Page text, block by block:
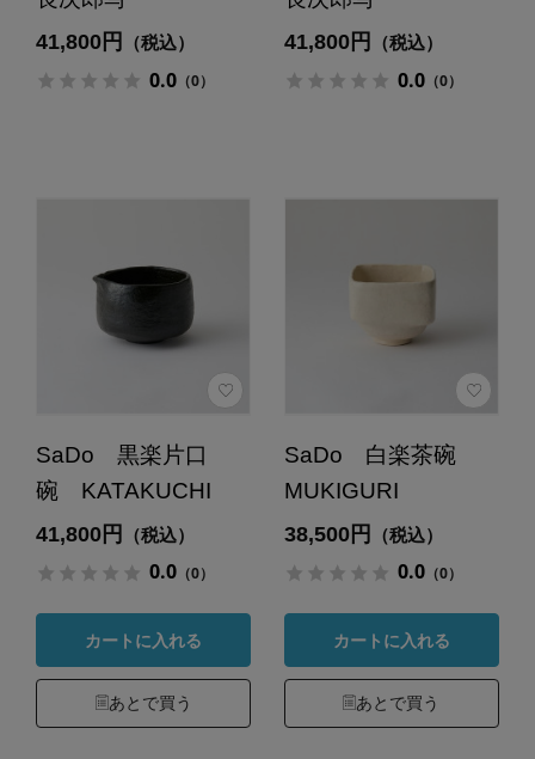
41,800円 （税込）
0.0（0）
41,800円 （税込）
0.0（0）
SaDo 黒楽片口
碗 KATAKUCHI
41,800円 （税込）
0.0（0）
カートに入れる
あとで買う
SaDo 白楽茶碗
MUKIGURI
38,500円 （税込）
0.0（0）
カートに入れる
あとで買う